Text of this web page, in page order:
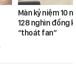
Màn kỷ niệm 10
128 nghìn đồng
“thoát fan”